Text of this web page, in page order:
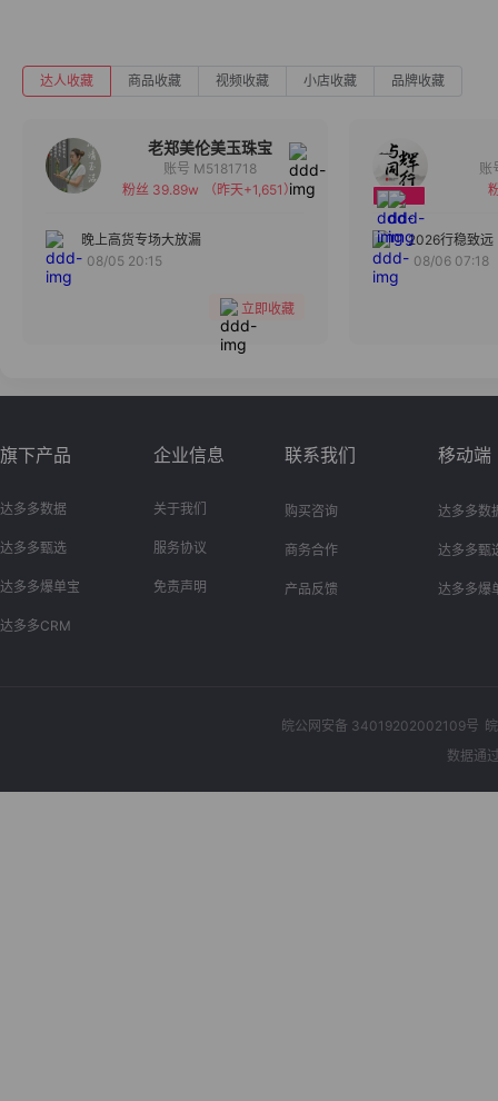
达人收藏 商品收藏 视频收藏 小店收藏 品牌收藏
老郑美伦美玉珠宝
备注
分组
账号 M5181718
粉丝 39.89w
（昨天+1,651）
晚上高货专场大放漏
08/05 20:15
立即收藏
2026行稳致远
08/06 07:18
旗下产品
达多多数据
达多多甄选
达多多爆单宝
达多多CRM
企业信息
关于我们
服务协议
免责声明
联系我们
购买咨询
商务合作
产品反馈
移动端
达多多数
达多多甄
达多多爆
皖公网安备 34019202002109号
数据通